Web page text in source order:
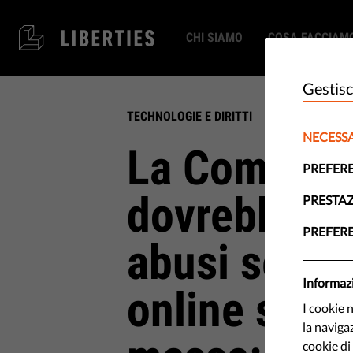
CHI SIAMO COSA
TECHNOLOGIE E DIRITTI
La
dovrebbe
abusi
online
I cookie
la
cookie